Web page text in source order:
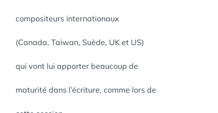
compositeurs internationaux
(Canada, Taiwan, Suède, UK et US)
qui vont lui apporter beaucoup de
maturité dans l’écriture, comme lors de